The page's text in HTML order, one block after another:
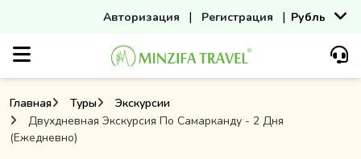
Авторизация | Регистрация | Рубль
Главная Туры
Экскурсии
Двухдневная Экскурсия По Самарканду - 2 Дня
(Ежедневно)